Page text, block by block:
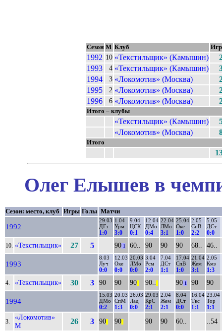
Сезон М Клуб
1992 10 «Текстильщик» (Камышин)
1993
4 «Текстильщик» (Камышин)
1994
3 «Локомотив» (Москва)
1995
2 «Локомотив» (Москва)
1996
6 «Локомотив» (Москва)
Итого – клубы
«Текстильщик» (Камышин)
«Локомотив» (Москва)
Итого
Олег Елышев в
Сезон: место, клуб Игры Голы Матчи
1992
29.03
ДГз
1:0
1.04
Урм
3:0
9.04
ЦСК
0:1
12.04
ДМо
0:4
22.04
ЛМо
3:1
25.04
Оке
1:0
2.05
СпВ
2:2
5.05
ДСт
0:0
10. «Текстильщик» 27 5 90 1 60.. 90 90 90 68.. 46..
1993
8.03
Луч
0:0
12.03
Оке
0:0
20.03
ЛМо
0:0
3.04
Рсм
2:0
7.04
ДСт
1:1
17.04
СпВ
1:0
21.04
Жем
3:1
2.05
Кмз
1:3
4. «Текстильщик» 30 3 90 90 90 90.. 90 1 90 90
1994
15.03
ДМо
0:2
20.03
СпМ
1:3
26.03
Лад
0:0
29.03
КрС
2:1
2.04
Жем
2:1
8.04
ДСт
0:0
16.04
Ткс
1:1
23.04
Тор
1:1
3.
«Локомотив»
М
26 3 90 90 90 90 60.. ..54